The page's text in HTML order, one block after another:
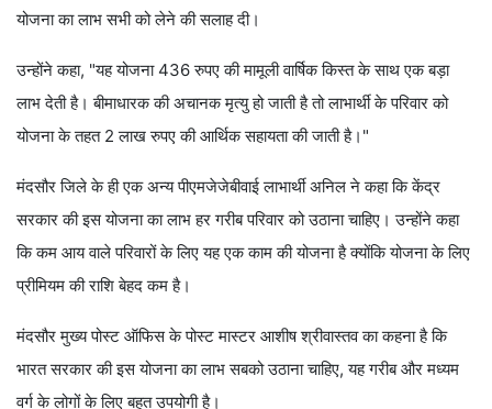
योजना का लाभ सभी को लेने की सलाह दी।
उन्होंने कहा, "यह योजना 436 रुपए की मामूली वार्षिक किस्त के साथ एक बड़ा
लाभ देती है। बीमाधारक की अचानक मृत्यु हो जाती है तो लाभार्थी के परिवार को
योजना के तहत 2 लाख रुपए की आर्थिक सहायता की जाती है।"
मंदसौर जिले के ही एक अन्य पीएमजेजेबीवाई लाभार्थी अनिल ने कहा कि केंद्र
सरकार की इस योजना का लाभ हर गरीब परिवार को उठाना चाहिए। उन्होंने कहा
कि कम आय वाले परिवारों के लिए यह एक काम की योजना है क्योंकि योजना के लिए
प्रीमियम की राशि बेहद कम है।
मंदसौर मुख्य पोस्ट ऑफिस के पोस्ट मास्टर आशीष श्रीवास्तव का कहना है कि
भारत सरकार की इस योजना का लाभ सबको उठाना चाहिए, यह गरीब और मध्यम
वर्ग के लोगों के लिए बहुत उपयोगी है।